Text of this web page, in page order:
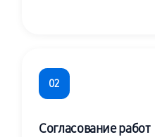
02
Согласование работ